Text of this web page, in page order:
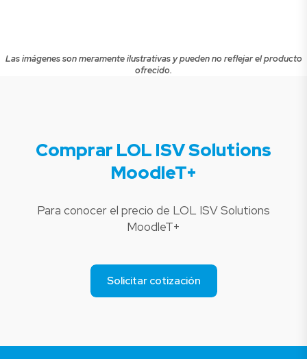
Las imágenes son meramente ilustrativas y pueden no reflejar el producto
ofrecido.
Comprar LOL ISV Solutions
MoodleT+
Para conocer el precio de LOL ISV Solutions
MoodleT+
Solicitar cotización